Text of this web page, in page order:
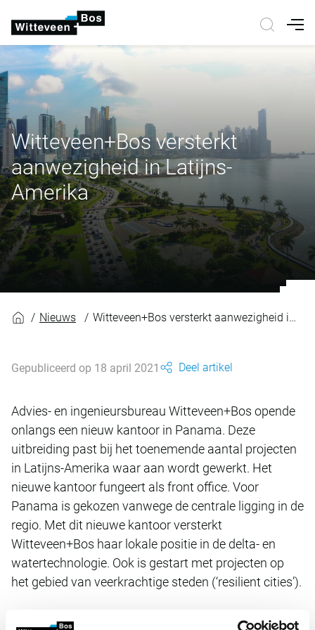
Witteveen+Bos versterkt
aanwezigheid in Latijns-
Amerika
Nieuws Witteveen+Bos versterkt aanwezigheid in Latijns-Amerika
Gepubliceerd op 18 april 2021 Deel artikel
Advies- en ingenieursbureau Witteveen+Bos opende
onlangs een nieuw kantoor in Panama. Deze
uitbreiding past bij het toenemende aantal projecten
in Latijns-Amerika waar aan wordt gewerkt. Het
nieuwe kantoor fungeert als front office. Voor
Panama is gekozen vanwege de centrale ligging in de
regio. Met dit nieuwe kantoor versterkt
Witteveen+Bos haar lokale positie in de delta- en
watertechnologie. Ook is gestart met projecten op
het gebied van veerkrachtige steden (‘resilient cities’).